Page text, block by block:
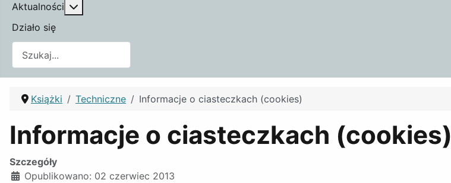
Aktualności
Działo się
Książki Techniczne Informacje o ciasteczkach (cookies)
Informacje o ciasteczkach (cookies)
Szczegóły
Opublikowano: 02 czerwiec 2013